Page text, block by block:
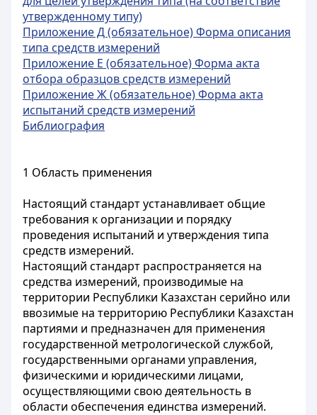
утвержденному типу)
Приложение Д (обязательное) Форма описания
типа средств измерений
Приложение Е (обязательное) Форма акта
отбора образцов средств измерений
Приложение Ж (обязательное) Форма акта
испытаний средств измерений
Библиография
1 Область применения
Настоящий стандарт устанавливает общие
требования к организации и порядку
проведения испытаний и утверждения типа
средств измерений.
Настоящий стандарт распространяется на
средства измерений, производимые на
территории Республики Казахстан серийно или
ввозимые на территорию Республики Казахстан
партиями и предназначен для применения
государственной метрологической службой,
государственными органами управления,
физическими и юридическими лицами,
осуществляющими свою деятельность в
области обеспечения единства измерений.